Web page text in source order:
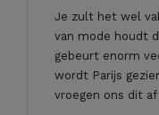
Je zult het wel
van mode houdt
gebeurt enorm
wordt Parijs
vroegen ons dit